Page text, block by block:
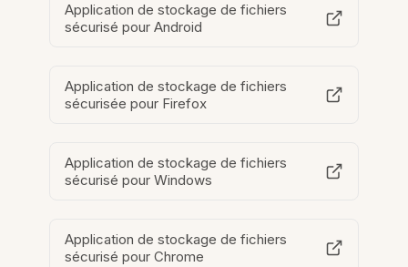
Application de stockage de fichiers
sécurisé pour Android
Application de stockage de fichiers
sécurisée pour Firefox
Application de stockage de fichiers
sécurisé pour Windows
Application de stockage de fichiers
sécurisé pour Chrome